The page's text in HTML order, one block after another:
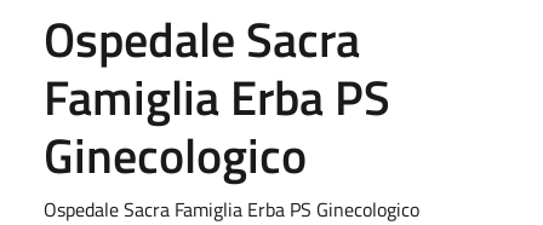
Ospedale Sacra
Famiglia Erba PS
Ginecologico
Ospedale Sacra Famiglia Erba PS Ginecologico